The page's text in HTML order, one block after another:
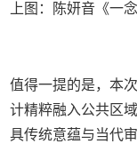
上图：陈妍音《一
值得一提的是，本
计精粹融入公共区
具传统意蕴与当代